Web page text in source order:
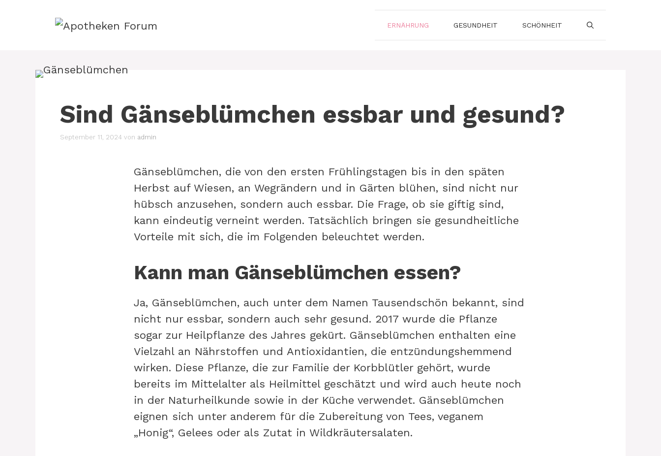
ERNÄHRUNG GESUNDHEIT SCHÖNHEIT
Sind Gänseblümchen essbar und gesund?
September 11, 2024 von admin
Gänseblümchen, die von den ersten Frühlingstagen bis in den späten
Herbst auf Wiesen, an Wegrändern und in Gärten blühen, sind nicht nur
hübsch anzusehen, sondern auch essbar. Die Frage, ob sie giftig sind,
kann eindeutig verneint werden. Tatsächlich bringen sie gesundheitliche
Vorteile mit sich, die im Folgenden beleuchtet werden.
Kann man Gänseblümchen essen?
Ja, Gänseblümchen, auch unter dem Namen Tausendschön bekannt, sind
nicht nur essbar, sondern auch sehr gesund. 2017 wurde die Pflanze
sogar zur Heilpflanze des Jahres gekürt. Gänseblümchen enthalten eine
Vielzahl an Nährstoffen und Antioxidantien, die entzündungshemmend
wirken. Diese Pflanze, die zur Familie der Korbblütler gehört, wurde
bereits im Mittelalter als Heilmittel geschätzt und wird auch heute noch
in der Naturheilkunde sowie in der Küche verwendet. Gänseblümchen
eignen sich unter anderem für die Zubereitung von Tees, veganem
„Honig“, Gelees oder als Zutat in Wildkräutersalaten.